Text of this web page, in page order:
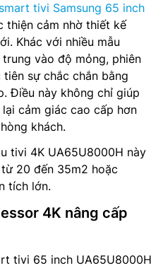
smart tivi Samsung 65 inch
thiện cảm nhờ thiết kế
Khác với nhiều mẫu
vào độ mỏng, phiên
sự chắc chắn bằng
Điều này không chỉ giúp
cảm giác cao cấp hơn
khách.
tivi 4K UA65U8000H này
20 đến 35m2 hoặc
tích lớn.
4K nâng cấp
tivi 65 inch UA65U8000H